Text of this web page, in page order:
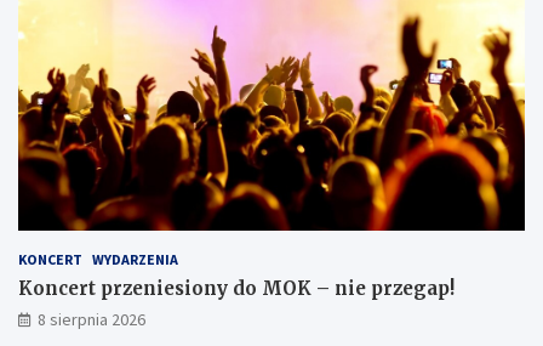
KONCERT WYDARZENIA
Koncert przeniesiony do MOK – nie przegap!
8 sierpnia 2026